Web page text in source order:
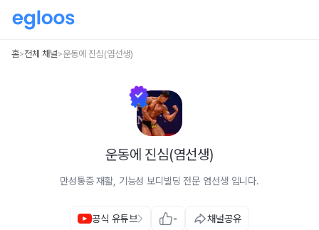
홈>전체 채널>운동에 진심(염선생)
운동에 진심(염선생)
만성통증 재활, 기능성 보디빌딩 전문 염선생 입니다.
공식 유튜브 - 채널공유